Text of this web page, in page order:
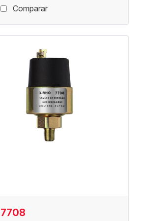
Comparar
7708